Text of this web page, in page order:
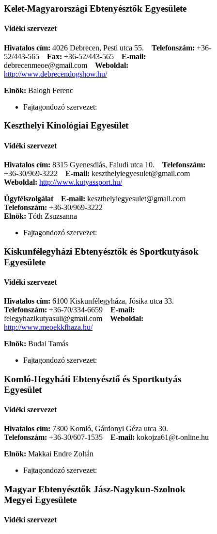
Kelet-Magyarországi Ebtenyésztők Egyesülete
Vidéki szervezet
Hivatalos cím: 4026 Debrecen, Pesti utca 55. Telefonszám: +36-
52/443-565
Fax: +36-52/443-565
E-mail:
debrecenmeoe@gmail.com
Weboldal:
http://www.debrecendogshow.hu/
Elnök: Balogh Ferenc
Fajtagondozó szervezet:
Keszthelyi Kinológiai Egyesület
Vidéki szervezet
Hivatalos cím: 8315 Gyenesdiás, Faludi utca 10. Telefonszám:
+36-30/969-3222
E-mail: keszthelyiegyesulet@gmail.com
Weboldal: http://www.kutyassport.hu/
Ügyfélszolgálat
E-mail: keszthelyiegyesulet@gmail.com
Telefonszám: +36-30/969-3222
Elnök: Tóth Zsuzsanna
Fajtagondozó szervezet:
Kiskunfélegyházi Ebtenyésztők és Sportkutyások
Egyesülete
Vidéki szervezet
Hivatalos cím: 6100 Kiskunfélegyháza, Jósika utca 33.
Telefonszám: +36-70/334-6659
E-mail:
felegyhazikutyasuli@gmail.com
Weboldal:
http://www.meoekkfhaza.hu/
Elnök: Budai Tamás
Fajtagondozó szervezet:
Komló-Hegyháti Ebtenyésztő és Sportkutyás
Egyesület
Vidéki szervezet
Hivatalos cím: 7300 Komló, Gárdonyi Géza utca 30.
Telefonszám: +36-30/607-1535 E-mail: kokojza61@t-online.hu
Elnök: Makkai Endre Zoltán
Fajtagondozó szervezet:
Magyar Ebtenyésztők Jász-Nagykun-Szolnok
Megyei Egyesülete
Vidéki szervezet